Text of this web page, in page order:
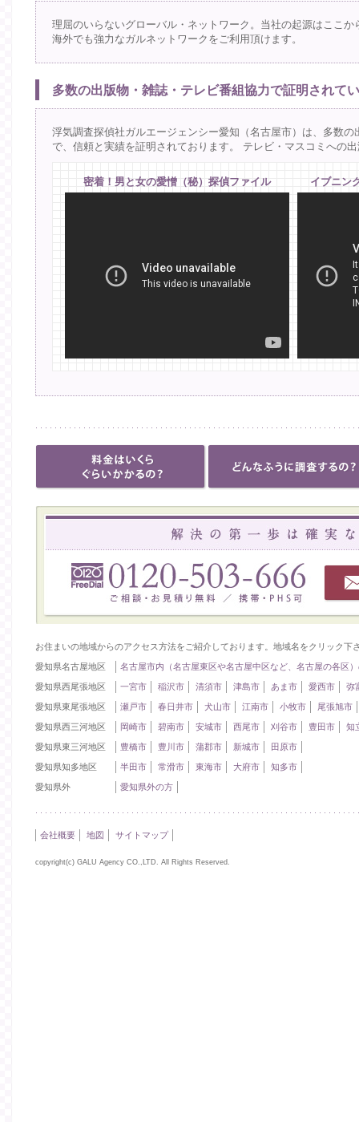
理屈のいらないグローバル・ネットワーク。当社の起源はここ
海外でも強力なガルネットワークをご利用頂けます。
多数の出版物・雑誌・テレビ番組協力で証明されて
浮気調査探偵社ガルエージェンシー愛知（名古屋市）は、多数
で、信頼と実績を証明されております。 テレビ・マスコミへの
密着！男と女の愛憎（秘）探偵ファイル イブニン
お住まいの地域からのアクセス方法をご紹介しております。地域名をクリック下
愛知県名古屋地区 名古屋市内（名古屋東区や名古屋中区など、名古屋の各区
愛知県西尾張地区 一宮市 稲沢市 清須市 津島市 あま市 愛西市 弥
愛知県東尾張地区 瀬戸市 春日井市 犬山市 江南市 小牧市 尾張旭市
愛知県西三河地区 岡崎市 碧南市 安城市 西尾市 刈谷市 豊田市 知
愛知県東三河地区 豊橋市 豊川市 蒲郡市 新城市 田原市
愛知県知多地区 半田市 常滑市 東海市 大府市 知多市
愛知県外 愛知県外の方
会社概要 地図 サイトマップ
copyright(c) GALU Agency CO.,LTD. All Rights Reserved.